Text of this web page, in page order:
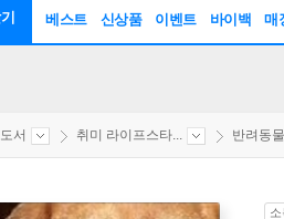
베스트 신상품 이벤트 바이백 매
서 취미 라이프스타... 반려동물